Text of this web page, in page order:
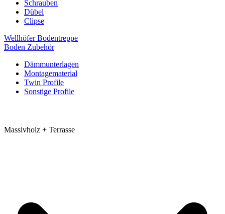
Schrauben
Dübel
Clipse
Wellhöfer Bodentreppe
Boden Zubehör
Dämmunterlagen
Montagematerial
Twin Profile
Sonstige Profile
Massivholz + Terrasse